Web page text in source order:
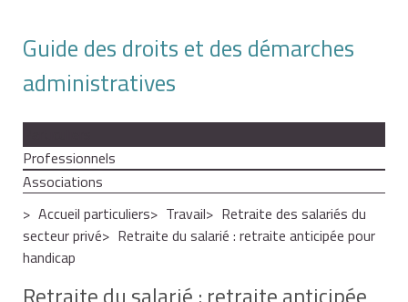
Guide des droits et des démarches
administratives
Professionnels
Associations
Accueil particuliers
Travail
Retraite des salariés du
secteur privé
Retraite du salarié : retraite anticipée pour
handicap